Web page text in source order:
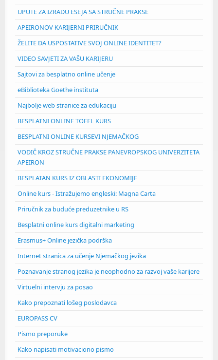
UPUTE ZA IZRADU ESEJA SA STRUČNE PRAKSE
APEIRONOV KARIJERNI PRIRUČNIK
ŽELITE DA USPOSTATIVE SVOJ ONLINE IDENTITET?
VIDEO SAVJETI ZA VAŠU KARIJERU
Sajtovi za besplatno online učenje
eBiblioteka Goethe instituta
Najbolje web stranice za edukaciju
BESPLATNI ONLINE TOEFL KURS
BESPLATNI ONLINE KURSEVI NJEMAČKOG
VODIČ KROZ STRUČNE PRAKSE PANEVROPSKOG UNIVERZITETA
APEIRON
BESPLATAN KURS IZ OBLASTI EKONOMIJE
Online kurs - Istražujemo engleski: Magna Carta
Priručnik za buduće preduzetnike u RS
Besplatni online kurs digitalni marketing
Erasmus+ Online jezička podrška
Internet stranica za učenje Njemačkog jezika
Poznavanje stranog jezika je neophodno za razvoj vaše karijere
Virtuelni intervju za posao
Kako prepoznati lošeg poslodavca
EUROPASS CV
Pismo preporuke
Kako napisati motivaciono pismo